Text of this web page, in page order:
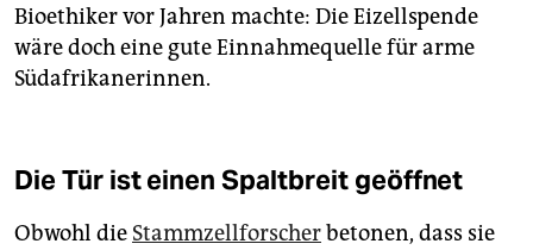
Bioethiker vor Jahren machte: Die Eizellspende
wäre doch eine gute Einnahmequelle für arme
Südafrikanerinnen.
Die Tür ist einen Spaltbreit geöffnet
Obwohl die Stammzellforscherbetonen, dass sie